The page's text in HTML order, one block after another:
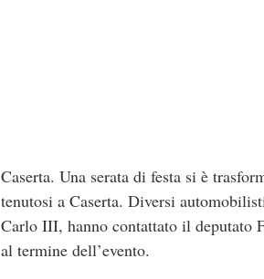
Caserta. Una serata di festa si è
tenutosi a Caserta. Diversi
Carlo III, hanno contattato il deputato
al termine dell’evento.